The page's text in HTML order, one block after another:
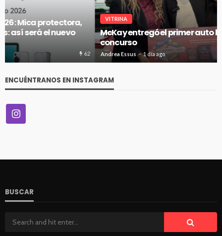
VITRINA
McKay entregó el primer auto híbrido de su gran
concurso
Andrea Essus 66
ENCUÉNTRANOS EN INSTAGRAM
BUSCAR